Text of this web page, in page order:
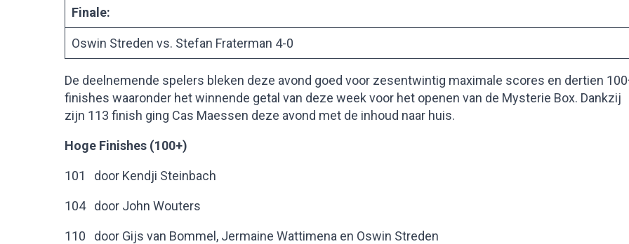
Finale:
Oswin Streden vs. Stefan Fraterman 4-0
De deelnemende spelers bleken deze avond goed voor zesentwintig maximale scores en dertien
finishes waaronder het winnende getal van deze week voor het openen van de Mysterie Box. Dankzij
zijn 113 finish ging Cas Maessen deze avond met de inhoud naar huis.
Hoge Finishes (100+)
101 door Kendji Steinbach
104 door John Wouters
110 door Gijs van Bommel, Jermaine Wattimena en Oswin Streden